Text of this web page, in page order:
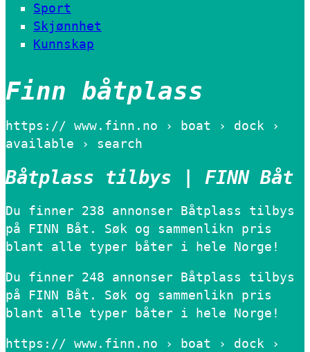
Sport
Skjønnhet
Kunnskap
Finn båtplass
https:// www.finn.no › boat › dock ›
available › search
Båtplass tilbys | FINN Båt
Du finner 238 annonser Båtplass tilbys
på FINN Båt. Søk og sammenlikn pris
blant alle typer båter i hele Norge!
Du finner 248 annonser Båtplass tilbys
på FINN Båt. Søk og sammenlikn pris
blant alle typer båter i hele Norge!
https:// www.finn.no › boat › dock ›